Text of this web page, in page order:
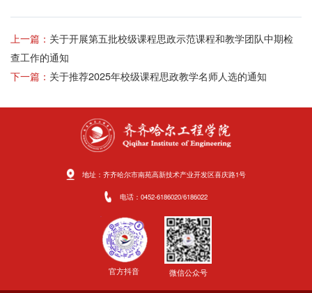
上一篇： 关于开展第五批校级课程思政示范课程和教学团队中期检
查工作的通知
下一篇： 关于推荐2025年校级课程思政教学名师人选的通知
地址：齐齐哈尔市南苑高新技术产业开发区喜庆路1号
电话：0452-6186020/6186022
官方抖音 微信公众号